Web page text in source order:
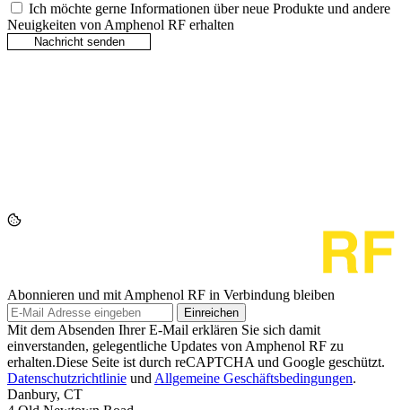
Ich möchte gerne Informationen über neue Produkte und andere
Neuigkeiten von Amphenol RF erhalten
Abonnieren und mit Amphenol RF in Verbindung bleiben
Einreichen
Mit dem Absenden Ihrer E-Mail erklären Sie sich damit
einverstanden, gelegentliche Updates von Amphenol RF zu
erhalten.Diese Seite ist durch reCAPTCHA und Google geschützt.
Datenschutzrichtlinie und Allgemeine Geschäftsbedingungen.
Danbury, CT